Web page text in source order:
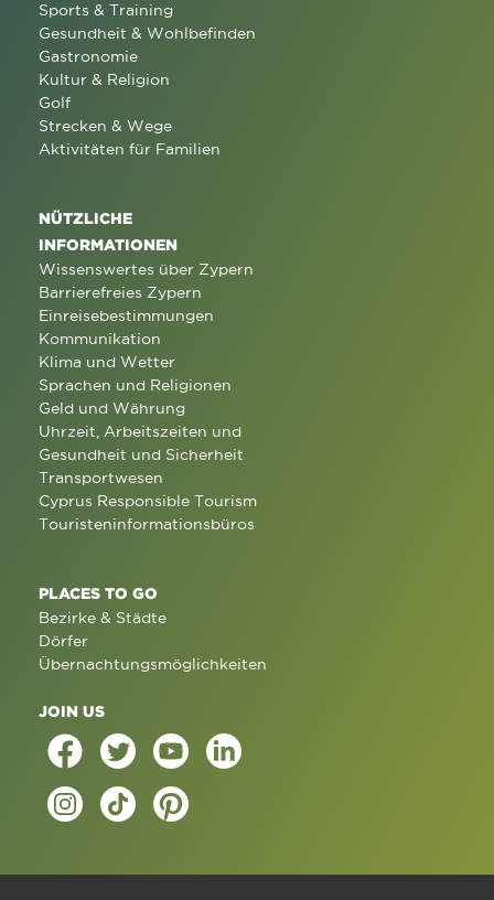
Sports & Training
Gesundheit & Wohlbefinden
Gastronomie
Kultur & Religion
Golf
Strecken & Wege
Aktivitäten für Familien
NÜTZLICHE
INFORMATIONEN
Wissenswertes über Zypern
Barrierefreies Zypern
Einreisebestimmungen
Kommunikation
Klima und Wetter
Sprachen und Religionen
Geld und Währung
Uhrzeit, Arbeitszeiten und
Gesundheit und Sicherheit
Transportwesen
Cyprus Responsible Tourism
Touristeninformationsbüros
PLACES TO GO
Bezirke & Städte
Dörfer
Übernachtungsmöglichkeiten
JOIN US